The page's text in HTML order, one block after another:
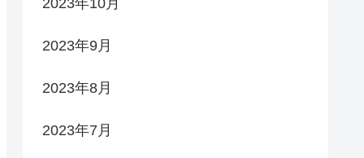
2023年9月
2023年8月
2023年7月